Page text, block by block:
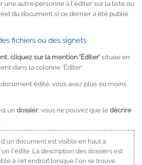
une autre personne à l'éditer sur la liste ou
du document si ce dernier a été publié
fichiers ou des signets
cliquez sur la mention 'Éditer'située en
dans la colonne 'Éditer'.
édité, vous avez plus ou moins
un dossier , vous ne pouvez que le décrire
d'un document est visible en haut à
l'édite. La description des dossiers est
à cet endroit lorsque l'on se trouve